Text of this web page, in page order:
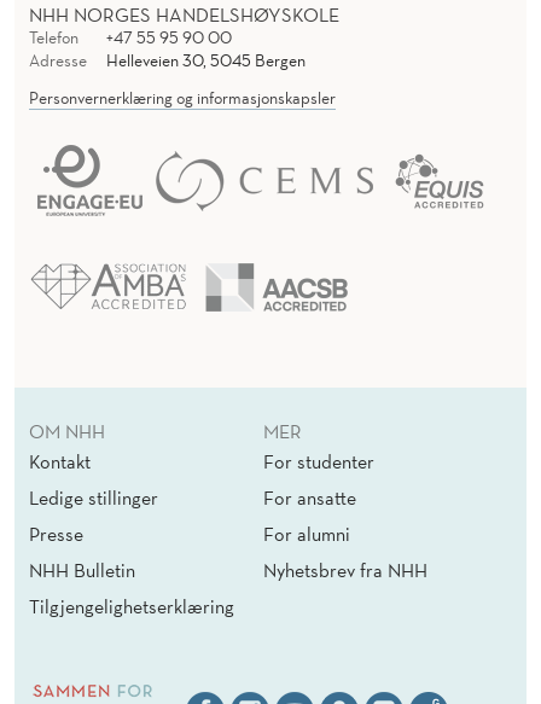
NHH NORGES HANDELSHØYSKOLE
Telefon
+47 55 95 90 00
Adresse
Helleveien 30, 5045 Bergen
Personvernerklæring og informasjonskapsler
OM NHH
Kontakt
Ledige stillinger
Presse
NHH Bulletin
Tilgjengelighetserklæring
MER
For studenter
For ansatte
For alumni
Nyhetsbrev fra NHH